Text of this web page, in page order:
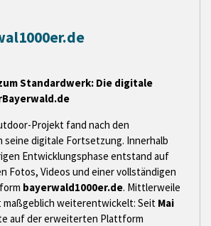
Standardwerk: Die digitale
Projekt fand nach den
digitale Fortsetzung. Innerhalb
Entwicklungsphase entstand auf
Fotos, Videos und einer vollständigen
bayerwald1000er.de. Mittlerweile
maßgeblich weiterentwickelt: Seit Mai
auf der erweiterten Plattform